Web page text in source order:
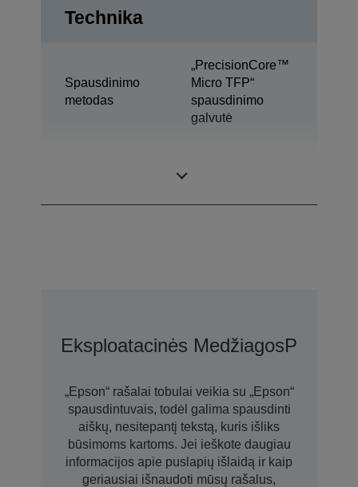
Technika
Spausdinimo
metodas
„PrecisionCore™
Micro TFP“
spausdinimo
galvutė
Eksploatacinės Medžiagos
„Epson“ rašalai tobulai veikia su „Epson“
spausdintuvais, todėl galima spausdinti
aiškų, nesitepantį tekstą, kuris išliks
būsimoms kartoms. Jei ieškote daugiau
informacijos apie puslapių išlaidą ir kaip
geriausiai išnaudoti mūsų rašalus,